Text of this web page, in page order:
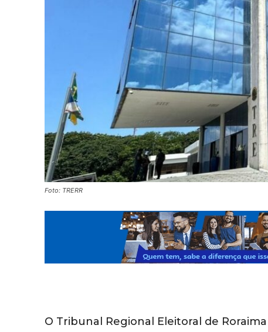
Foto: TRERR
O Tribunal Regional Eleitoral de